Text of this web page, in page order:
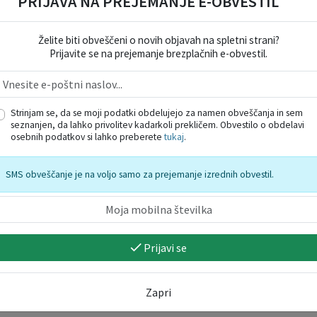
Želite biti obveščeni o novih objavah na spletni strani?
Prijavite se na prejemanje brezplačnih e-obvestil.
Strinjam se, da se moji podatki obdelujejo za namen obveščanja in sem
seznanjen, da lahko privolitev kadarkoli prekličem. Obvestilo o obdelavi
osebnih podatkov si lahko preberetetukaj.
SMS obveščanje je na voljo samo za prejemanje izrednih obvestil.
Prijavi se
Zapri